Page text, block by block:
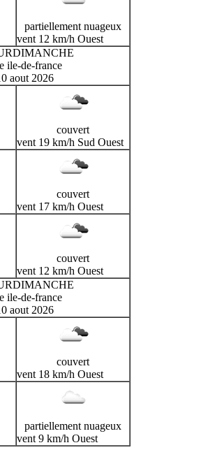
partiellement nuageux
vent 12 km/h Ouest
ile-de-france
aout 2026
couvert
vent 19 km/h Sud Ouest
couvert
vent 17 km/h Ouest
couvert
vent 12 km/h Ouest
ile-de-france
aout 2026
couvert
vent 18 km/h Ouest
partiellement nuageux
vent 9 km/h Ouest